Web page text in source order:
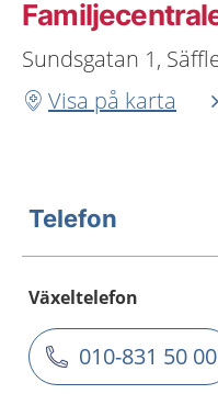
Sundsgatan 1,
Visa på karta
Telefon
Växeltelefon
010-831 50 00